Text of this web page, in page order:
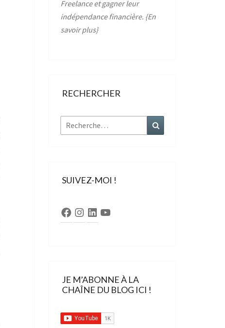
Freelance et gagner leur
indépendance financière. {En
savoir plus}
RECHERCHER
Rechercher :
SUIVEZ-MOI !
Facebook
Instagram
LinkedInYouTube
JE M’ABONNE À LA
CHAÎNE DU BLOG ICI !